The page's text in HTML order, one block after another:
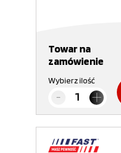
Towar na
zamówienie
Wybierz ilość